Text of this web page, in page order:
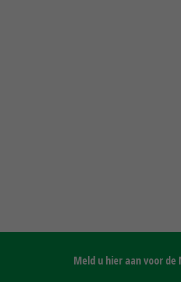
Meld u hier aan voor